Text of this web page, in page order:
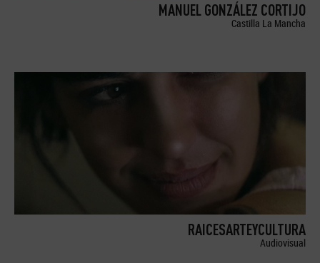
MANUEL GONZÁLEZ CORTIJO
Castilla La Mancha
RAICESARTEYCULTURA
Audiovisual